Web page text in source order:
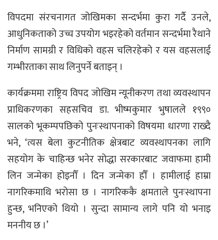
विपदमा संरचनागत जोखिमका सन्दर्भमा कुरा गर्दै उनले,
आधुनिकताको उच्च उपयोग भइरहेको वर्तमान सन्दर्भमा रैथाने
निर्माण सामग्री र विधिको वहस चलिरहेको र यस वहसलाई
गम्भीरताका साथ लिनुपर्ने बताइन् ।
कार्यक्रममा राष्ट्रिय विपद जोखिम न्यूनीकरण तथा व्यवस्थापन
प्राधिकरणका सहसचिव डा. भीष्मकुमार भुषालले १९९०
सालको भूकम्पपछिको पुनःस्थापनाको विषयमा धारणा राख्दै
भने, ‘त्यस बेला कुटनीतिक क्षेत्रबाट व्यवस्थापनका लागि
सहयोग के चाहिन्छ भनेर सोद्धा सरकारबाट जवाफमा हामी
लिन जन्मेका होइनौँ । दिन जन्मेका हौँ । हामीलाई हाम्रा
नागरिकमाथि भरोसा छ । नागरिककै क्षमताले पुनःस्थापना
हुन्छ, भनिएको थियो । सुन्दा सामान्य लागे पनि यो भनाइ
मननीय छ ।’